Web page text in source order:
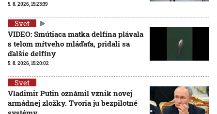
5. 8. 2026, 15:23:39
Svet
VIDEO: Smútiaca matka delfína plávala
s telom mŕtveho mláďaťa, pridali sa
ďalšie delfíny
5. 8. 2026, 15:20:02
Svet
Vladimir Putin oznámil vznik novej
armádnej zložky. Tvoria ju bezpilotné